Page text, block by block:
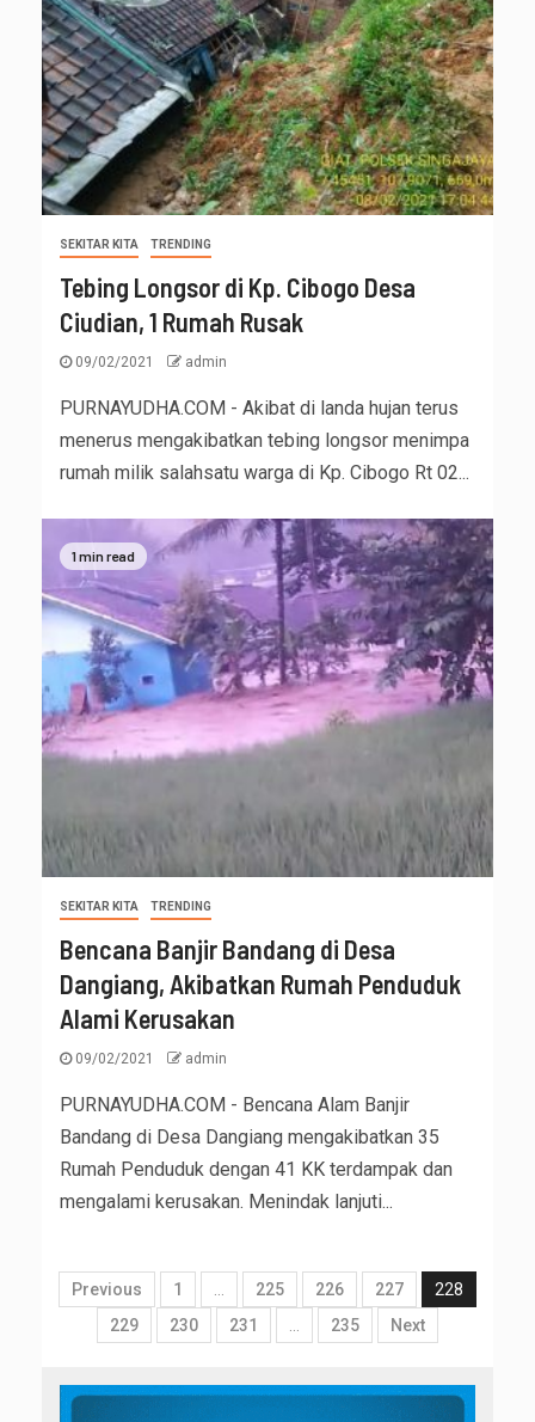
SEKITAR KITA TRENDING
Tebing Longsor di Kp. Cibogo Desa
Ciudian, 1 Rumah Rusak
09/02/2021 admin
PURNAYUDHA.COM - Akibat di landa hujan terus
menerus mengakibatkan tebing longsor menimpa
rumah milik salahsatu warga di Kp. Cibogo Rt 02...
1 min read
SEKITAR KITA TRENDING
Bencana Banjir Bandang di Desa
Dangiang, Akibatkan Rumah Penduduk
Alami Kerusakan
09/02/2021 admin
PURNAYUDHA.COM - Bencana Alam Banjir
Bandang di Desa Dangiang mengakibatkan 35
Rumah Penduduk dengan 41 KK terdampak dan
mengalami kerusakan. Menindak lanjuti...
Previous 1 … 225 226 227
228
229
230 231 … 235 Next